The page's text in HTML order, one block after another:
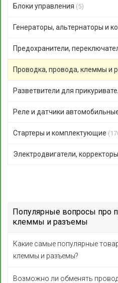
Блоки управления (5)
Генераторы, альтернаторы и
Проводка, провода, клеммы и
Разветвители для
Реле и датчики
Стартеры и комплектующие
Электродвигатели,
Популярные вопросы про
клеммы и разъемы
Какие самые популярные
клеммы и разъемы?
Возможно ли обменять